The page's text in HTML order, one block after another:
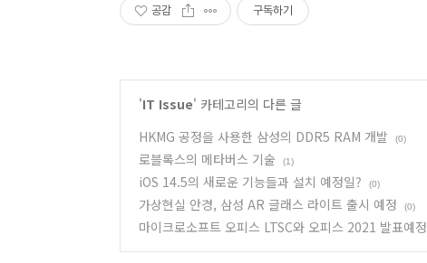
공감 구독하기
'IT Issue' 카테고리의 다른 글
HKMG 공정을 사용한 삼성의 DDR5 RAM 개발
(0)
로블록스의 메타버스 기술 (1)
iOS 14.5의 새로운 기능들과 설치 예정일? (0)
가상현실 안경, 삼성 AR 글래스 라이트 출시 예정 (0)
마이크로소프트 오피스 LTSC와 오피스 2021 발표예정